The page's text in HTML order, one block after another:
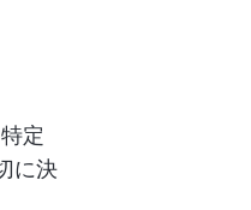
定
に決